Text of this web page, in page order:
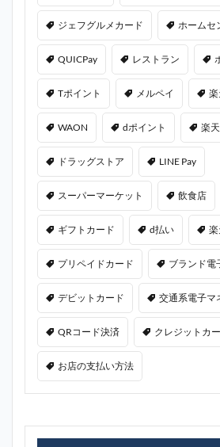
ジェフグルメカード ホームセ
QUICPay レストラン
Tポイント メルペイ
WAON dポイント 楽
ドラッグストア LINE Pay
スーパーマーケット 飲食店
ギフトカード d払い 楽
プリペイドカード ブランド電
デビットカード 交通系電子マ
QRコード決済 クレジットカ
お店の支払い方法